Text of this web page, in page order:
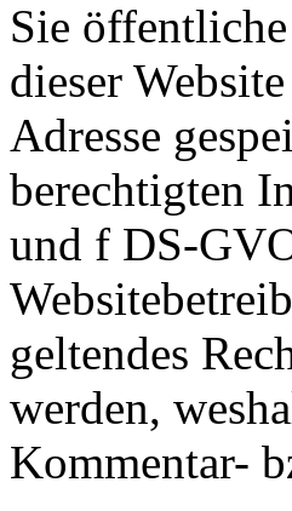
Sie
dieser
Adresse
berechtigten
und f DS-
geltendes
werden,
Kommentar-